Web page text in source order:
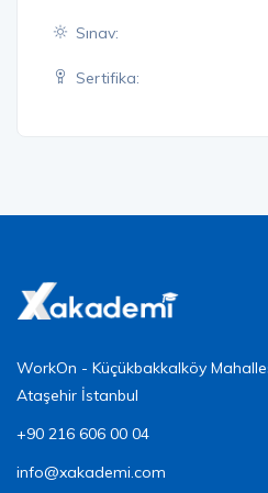
Sınav:
Sertifika:
WorkOn - Küçükbakkalköy
Ataşehir İstanbul
+90 216 606 00 04
info@xakademi.com